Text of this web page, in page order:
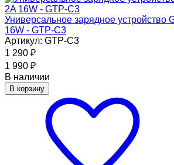
Универсальное зарядное устройство
16W - GTP-C3
Артикул: GTP-C3
1 290 ₽
1 990 ₽
В наличии
В корзину